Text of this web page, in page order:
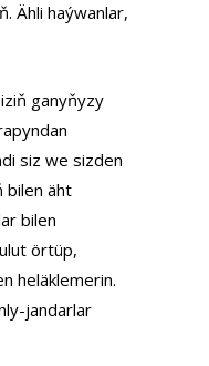
Ähli haýwanlar,
ganyňyzy
siz we sizden
bilen äht
bilen
örtüp,
heläklemerin.
jandarlar